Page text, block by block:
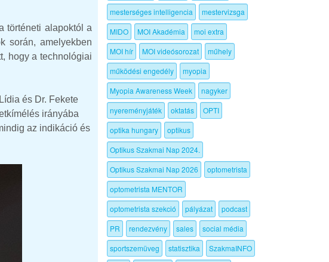
történeti alapoktól a
során, amelyekben
hogy a technológiai
és Dr. Fekete
irányába
az indikáció és
mesterséges intelligencia
mestervizsga
MIDO
MOI Akadémia
moi extra
MOI hír
MOI videósorozat
műhely
működési engedély
myopia
Myopia Awareness Week
nagyker
nyereményjáték
oktatás
OPTI
optika hungary
optikus
Optikus Szakmai Nap 2024.
Optikus Szakmai Nap 2026
optometrista
optometrista MENTOR
optometrista szekció
pályázat
podcast
PR
rendezvény sales
social média
sportszemüveg
statisztika
SzakmaINFO